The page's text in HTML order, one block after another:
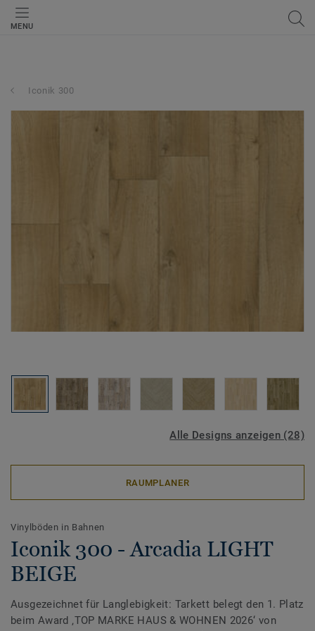
MENU
Iconik 300
Alle Designs anzeigen (28)
RAUMPLANER
Vinylböden in Bahnen
Iconik 300 - Arcadia LIGHT
BEIGE
Ausgezeichnet für Langlebigkeit: Tarkett belegt den 1. Platz
beim Award ‚TOP MARKE HAUS & WOHNEN 2026‘ von